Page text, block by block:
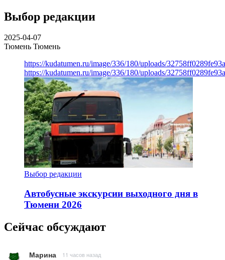
Выбор редакции
2025-04-07
Тюмень Тюмень
https://kudatumen.ru/image/336/180/uploads/
https://kudatumen.ru/image/336/180/uploads/
Выбор редакции
Автобусные экскурсии выходного дня в
Тюмени 2026
Сейчас обсуждают
Марина 11 часов назад